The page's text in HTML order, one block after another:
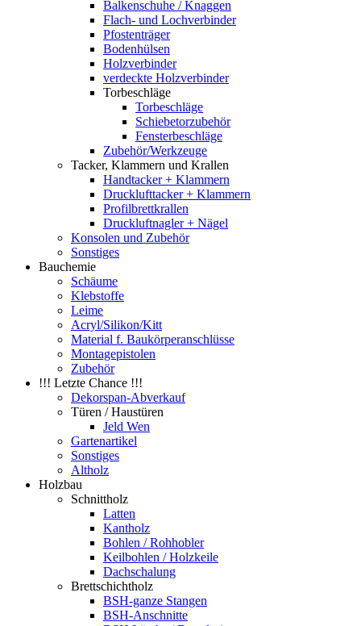
Balkenschuhe / Knaggen
Flach- und Lochverbinder
Pfostenträger
Bodenhülsen
Holzverbinder
verdeckte Holzverbinder
Torbeschläge
Torbeschläge
Schiebetorzubehör
Fensterbeschläge
Zubehör/Werkzeuge
Tacker, Klammern und Krallen
Handtacker + Klammern
Drucklufttacker + Klammern
Profilbrettkrallen
Druckluftnagler + Nägel
Konsolen und Zubehör
Sonstiges
Bauchemie
Schäume
Klebstoffe
Leime
Acryl/Silikon/Kitt
Material f. Baukörperanschlüsse
Montagepistolen
Zubehör
!!! Letzte Chance !!!
Dekorspan-Abverkauf
Türen / Haustüren
Jeld Wen
Gartenartikel
Sonstiges
Altholz
Holzbau
Schnittholz
Latten
Kantholz
Bohlen / Rohhobler
Keilbohlen / Holzkeile
Dachschalung
Brettschichtholz
BSH-ganze Stangen
BSH-Anschnitte